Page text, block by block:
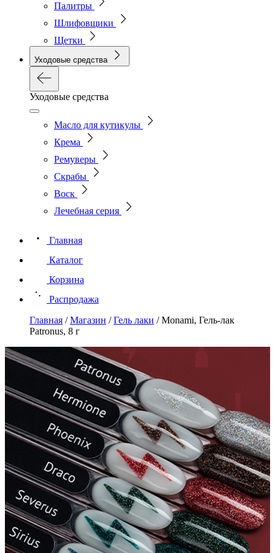
Палитры
Шлифовщики
Щетки
Уходовые средства
Уходовые средства
Масло для кутикулы
Крема
Ремуверы
Скрабы
Воск
Лечебная серия
Главная
Каталог
Корзина
Распродажа
Главная /Магазин /Гель лаки /Monami, Гель-лак
Patronus, 8 г